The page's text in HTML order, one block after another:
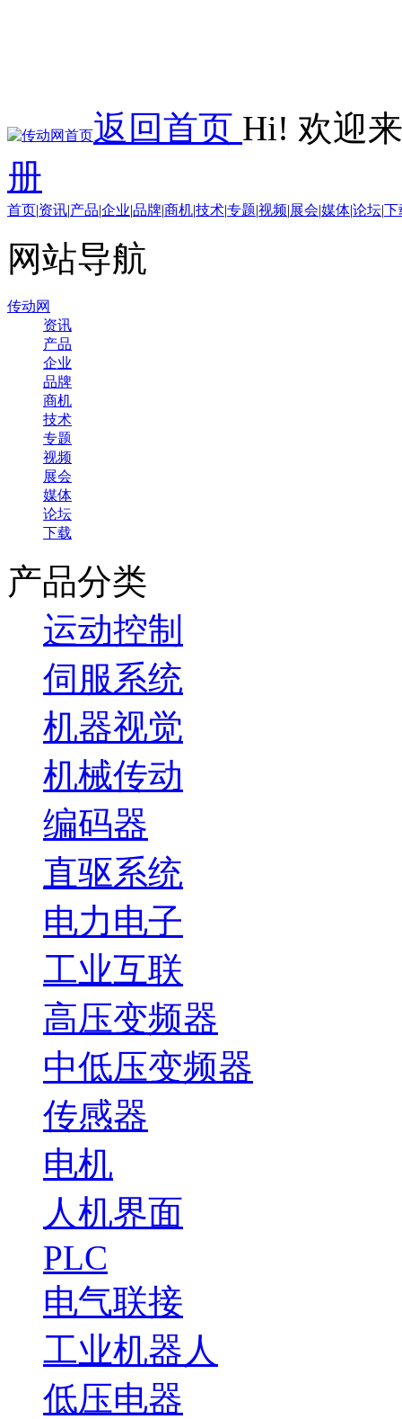
返回首页 Hi! 欢迎
册
首页|资讯|产品|企业|品牌|商机|技术|专题|视频|展会|媒体|论坛|下
网站导航
传动网
资讯
产品
企业
品牌
商机
技术
专题
视频
展会
媒体
论坛
下载
产品分类
运动控制
伺服系统
机器视觉
机械传动
编码器
直驱系统
电力电子
工业互联
高压变频器
中低压变频器
传感器
电机
人机界面
PLC
电气联接
工业机器人
低压电器